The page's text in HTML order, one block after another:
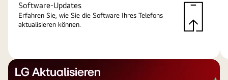
Software-Updates
Erfahren Sie, wie Sie die Software Ihres Telefons
aktualisieren können.
LG Aktualisieren